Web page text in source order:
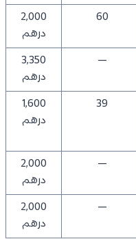
60
2,000
درهم
—
3,350
درهم
39
1,600
درهم
—
2,000
درهم
—
2,000
درهم